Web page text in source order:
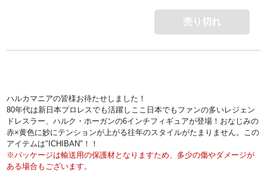
売り切れ
ハルカマニアの皆様お待たせしました！
80年代は新日本プロレスでも活躍しここ日本でもファンの多いレジェン
ドレスラー、ハルク・ホーガンの6インチフィギュアが登場！おなじみの
赤×黄色に妙にテンションが上がる往年のスタイルがたまりません。この
アイテムは"ICHIBAN"！！
※パッケージは輸送用の保護材となりますため、多少の傷やダメージが
ある場合もございます。